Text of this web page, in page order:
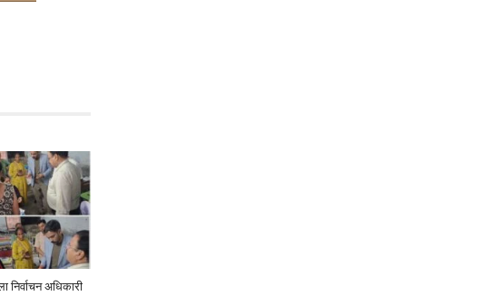
निर्वाचन अधिकारी